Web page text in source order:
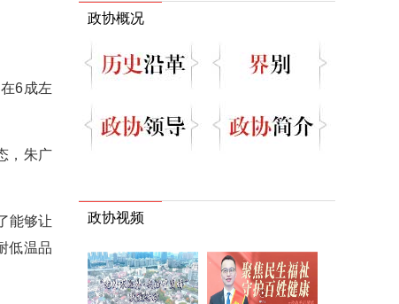
6成左
，朱广
能够让
低温品
政协概况
政协视频